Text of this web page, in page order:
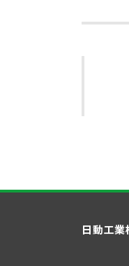
日動工